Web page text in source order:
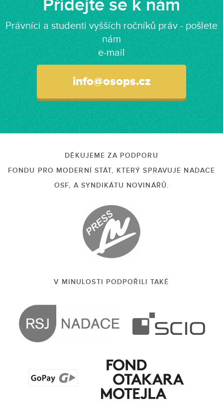
Přidejte se k nám
Právníci a studenti vyšších ročníků práv - pošlete
nám
e-mail
info@osops.cz
DĚKUJEME ZA PODPORU
FONDU PRO MODERNÍ STÁT, KTERÝ SPRAVUJE NADACE
OSF, A SYNDIKÁTU NOVINÁŘŮ.
V MINULOSTI PODPOŘILI TAKÉ